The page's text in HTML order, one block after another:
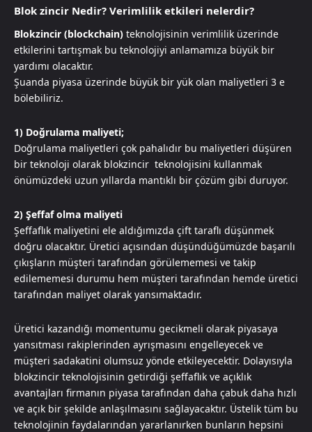
Blok zincir Nedir? Verimlilik etkileri nelerdir?
Blokzincir (blockchain) teknolojisinin verimlilik üzerinde
etkilerini tartışmak bu teknolojiyi anlamamıza büyük bir
yardımı olacaktır.
Şuanda piyasa üzerinde büyük bir yük olan maliyetleri 3 e
bölebiliriz.
1) Doğrulama maliyeti;
Doğrulama maliyetleri çok pahalıdır bu maliyetleri düşüren
bir teknoloji olarak blokzincir teknolojisini kullanmak
önümüzdeki uzun yıllarda mantıklı bir çözüm gibi duruyor.
2) Şeffaf olma maliyeti
Şeffaflık maliyetini ele aldığımızda çift taraflı düşünmek
doğru olacaktır. Üretici açısından düşündüğümüzde başarılı
çıkışların müşteri tarafından görülememesi ve takip
edilememesi durumu hem müşteri tarafından hemde üretici
tarafından maliyet olarak yansımaktadır.
Üretici kazandığı momentumu gecikmeli olarak piyasaya
yansıtması rakiplerinden ayrışmasını engelleyecek ve
müşteri sadakatini olumsuz yönde etkileyecektir. Dolayısıyla
blokzincir teknolojisinin getirdiği şeffaflık ve açıklık
avantajları firmanın piyasa tarafından daha çabuk daha hızlı
ve açık bir şekilde anlaşılmasını sağlayacaktır. Üstelik tüm bu
teknolojinin faydalarından yararlanırken bunların hepsini